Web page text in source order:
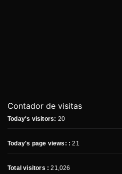
Contador de visitas
Today's visitors: 20
Today's page views: :21
Total visitors :21,026